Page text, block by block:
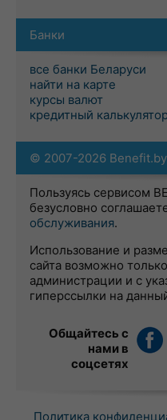
Банки
все банки Беларуси
найти на карте
курсы валют
кредитный
© 2007-2026 Benefit.by
Пользуясь сервисом
безусловно
обслуживания.
Использование и
сайта возможно
администрации и с
гиперссылки на
Общайтесь с
нами в
соцсетях
Политика